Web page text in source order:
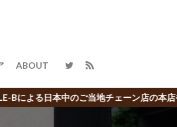
ABOUT
ン店の本店や1号店を探訪するブログ「